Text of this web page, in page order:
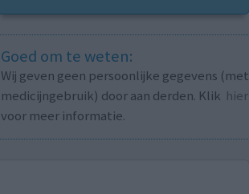
Goed om te weten:
Wij geven geen persoonlijke gegevens (met
medicijngebruik) door aan derden. Klik hier
voor meer informatie.